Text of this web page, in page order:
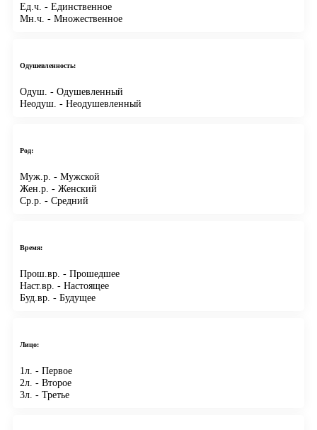
Ед.ч. - Единственное
Мн.ч. - Множественное
Одушевленность:
Одуш. - Одушевленный
Неодуш. - Неодушевленный
Род:
Муж.р. - Мужской
Жен.р. - Женский
Ср.р. - Средний
Время:
Прош.вр. - Прошедшее
Наст.вр. - Настоящее
Буд.вр. - Будущее
Лицо:
1л. - Первое
2л. - Второе
3л. - Третье